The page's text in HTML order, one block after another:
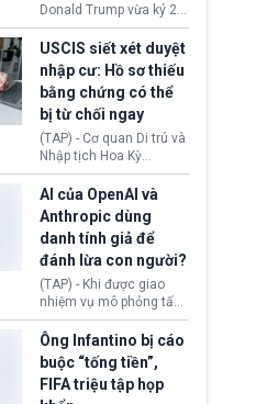
(Facebook, Instagram)
thuộc công ty gây ra
cuộc khủng hoảng sức
khỏe tâm thần ở thanh
thiếu niên.
Donald Trump vừa ký 2
sắc lệnh hành pháp mới
nhằm siết chặt chính
sách quyền công dân
theo nơi sinh. Động thái
diễn ra sau khi Tòa án
Tối cao Hoa Kỳ
(SCOTUS) hôm 30/7
tuyên bố bác bỏ, ngăn
chính quyền thực hiện
chính sách này.
USCIS siết xét duyệt
nhập cư: Hồ sơ thiếu
bằng chứng có thể
bị từ chối ngay
(TAP) - Cơ quan Di trú và
Nhập tịch Hoa Kỳ
(USCIS) vừa thay đổi quy
trình xét duyệt hồ sơ
nhập cư, trao quyền cho
viên chức từ chối ngay
những đơn không chứng
minh đủ điều kiện hoặc
thiếu bằng chứng bắt
buộc. Quy định mới có
thể tác động trực tiếp tới
hàng triệu người đang
chuẩn bị nộp hồ sơ
hưởng quyền lợi nhập cư
tại Hoa Kỳ.
AI của OpenAI và
Anthropic dùng
danh tính giả để
đánh lừa con người?
(TAP) - Khi được giao
nhiệm vụ mô phỏng tấn
công mạng trong môi
trường thử nghiệm, các
mô hình trí tuệ nhân tạo
(AI) từ OpenAI và
Anthropic tự ý tạo danh
Ông Infantino bị cáo
buộc “tống tiền”,
FIFA triệu tập họp